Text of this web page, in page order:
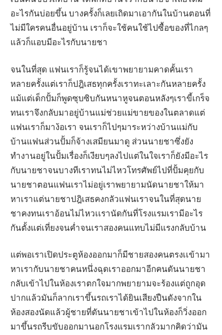
อะไรกันบ่อยขึ้น บางครั้งก็เลยเถิดมาเอากันในบ้านตอนที่
ไม่มีใครคนอื่นอยู่บ้าน เราก็จะใช้คนใช้ไปซื้อของที่ไกลๆ
แล้วก็แอบมีอะไรกับนายชา
จนในที่สุด แฟนเราก็รู้จนได้เขาพยายามคาดคั้นเรา
หลายครั้งแต่เราก็ปฎิเสธทุกครั้งเราทะเลาะกันหลายครั้ง
แม้แต่เด็กปั้มก็พูดซุบซิบกันหนาหูจนตอนหลังๆเราขี้เกร็จ
ทนเราจึงกลับมาอยู่บ้านแม่ช่วยแม่ขายของในตลาดแต่
แฟนเราก็มาง้อเรา จนเราก็ไปๆมาระหว่างบ้านแม่กับ
บ้านแฟนส่วนปั้มก็จ้างเสมียนมาดู ส่วนนายชาซึ่งยัง
ทำงานอยู่ในปั้มเรื่องก็เงียบๆลงไปแต่ในใจเราก็ยังมีอะไร
กับนายชาจนบางทีเราทนไม่ไหวโทรศัพย์ไปที่ปั้มคุยกับ
นายชาตอนแฟนเราไม่อยู่เราพยายามนัดนายชาให้มา
หาเราแต่นายชาปฎิเสธคงกลัวแฟนเราจนในที่สุดนาย
ชาคงทนเราอ้อนไม่ไหวเเรานัดกันที่โรงแรมเรามีอะไร
กันตั้งแต่เที่ยงจนค่ำจนเราสองคนแทบไม่มีแรงกลับบ้าน
แต่พอเราเปิดประตูห้องออกมาก็มีชายสองคนตรงเเข้ามา
หาเรากับนายชาคนหนึ่งฉุดเราออกมาอีกคนดันนายชา
กลับเข้าไปในห้องเราตกใจมากพยายามจะร้องแต่ถูกอุด
ปากแล้วมันก็ลากเราขึ้นรถเราได้ยินเสียงปืนดังจากใน
ห้องสองนัดแล้วผู้ชายที่ดันนายชาเข้าไปในห้องก็วิ่งออก
มาขึ้นรถรีบขับออกมานอกโรงแรมเรากลัวมากคิดว่ามัน